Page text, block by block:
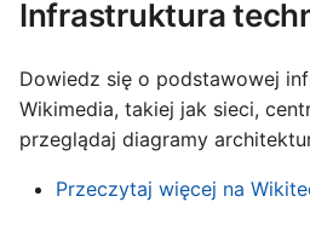
Infrastruktura
Dowiedz się o podstawowej
Wikimedia, takiej jak sieci,
przeglądaj diagramy
Przeczytaj więcej na